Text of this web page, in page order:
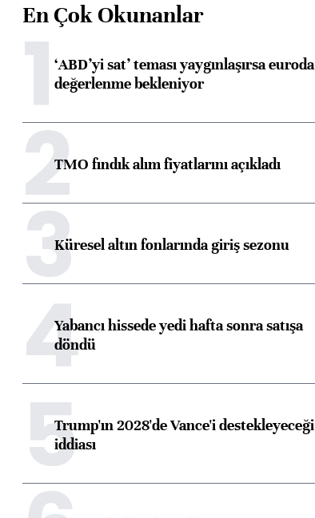
En Çok Okunanlar
1‘ABD’yi sat’ teması yaygınlaşırsa euroda
değerlenme bekleniyor
2TMO fındık alım fiyatlarını açıkladı
3Küresel altın fonlarında giriş sezonu
4Yabancı hissede yedi hafta sonra satışa
döndü
5Trump'ın 2028'de Vance'i destekleyeceği
iddiası